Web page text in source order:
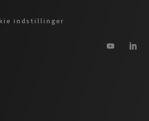
indstillinger